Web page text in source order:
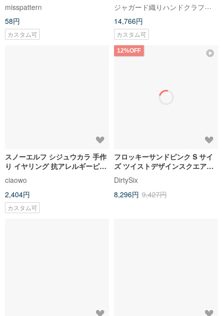
刺繍の有無）をよくお読みくだ
さい。
misspattern
58円
カスタム可
ジャガード織りハンドクラフトバッグ
14,766円
カスタム可
スノーエルフ シジュウカラ 手作
り イヤリング 抗アレルギーピア
ス無痛イヤリングパールバック
バックル
ciaowo
2,404円
カスタム可
12%OFF
フロッキーサンドピンク S サイ
ズ ツイストデザインスクエアバ
ッグ ふわふわ中綿入り ショルダ
ーバッグ 大容量脇下バッグ 斜め
掛けバッグ
DirtySix
8,296円 9,427円